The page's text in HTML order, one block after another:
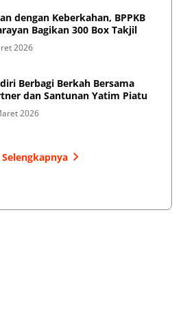
dengan Keberkahan, BPPKB
Bagikan 300 Box Takjil
2026
Berbagi Berkah Bersama
dan Santunan Yatim Piatu
2026